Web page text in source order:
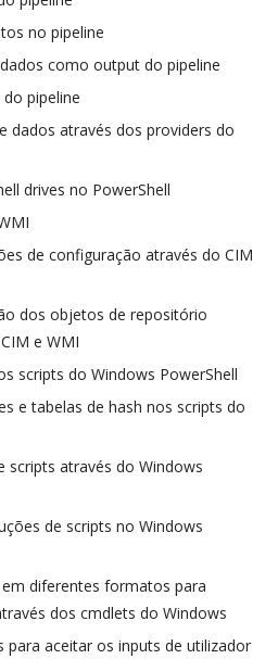
no pipeline
como output do pipeline
pipeline
dados através dos providers do
drives no PowerShell
de configuração através do CIM
dos objetos de repositório
e WMI
scripts do Windows PowerShell
e tabelas de hash nos scripts do
scripts através do Windows
de scripts no Windows
diferentes formatos para
dos cmdlets do Windows
para aceitar os inputs de utilizador